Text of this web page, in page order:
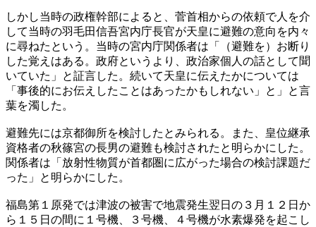
しかし当時の政権幹部によると、菅首相からの依頼で人を介
して当時の羽毛田信吾宮内庁長官が天皇に避難の意向を内々
に尋ねたという。当時の宮内庁関係者は「（避難を）お断り
した覚えはある。政府というより、政治家個人の話として聞
いていた」と証言した。続いて天皇に伝えたかについては
「事後的にお伝えしたことはあったかもしれない」と」と言
葉を濁した。
避難先には京都御所を検討したとみられる。また、皇位継承
資格者の秋篠宮の長男の避難も検討されたと明らかにした。
関係者は「放射性物質が首都圏に広がった場合の検討課題だ
った」と明らかにした。
福島第１原発では津波の被害で地震発生翌日の３月１２日か
ら１５日の間に１号機、３号機、４号機が水素爆発を起こし